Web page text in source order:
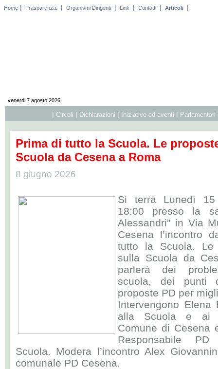
Home | Trasparenza. | Organismi Dirigenti | Link | Contatti | Articoli |
venerdi 7 agosto 2026
| Circoli | Dichiarazioni | Iniziative ed eventi |
Prima di tutto la Scuola. Le
Scuola da Cesena a Roma
8 giugno 2026
Si terrà Lunedì
18:00 presso la
Alessandri” in Via
Cesena l’incontro
tutto la Scuola. Le
sulla Scuola da
parlerà dei
scuola, dei punti
proposte PD per
Intervengono Elena
alla Scuola e ai
Comune di Cesena
Responsabile
Scuola. Modera l’incontro Alex
comunale PD Cesena.